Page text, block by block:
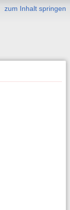
zum Inhalt springen